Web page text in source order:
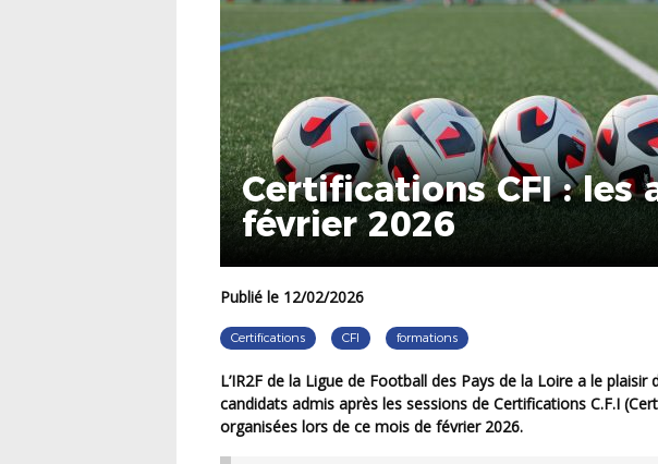
Certifications CFI : les
février 2026
Publié le 12/02/2026
Certifications CFI formations
L’IR2F de la Ligue de Football des Pays de la Loire a le plaisir de communiquer la liste des
candidats admis après les sessions de Certifications C.F.I (C
organisées lors de ce mois de février 2026.